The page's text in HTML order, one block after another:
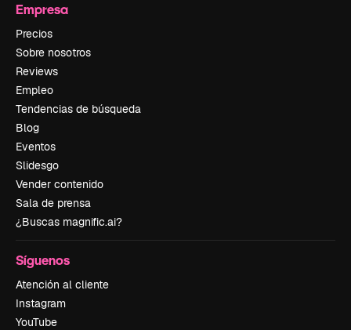
Empresa
Precios
Sobre nosotros
Reviews
Empleo
Tendencias de búsqueda
Blog
Eventos
Slidesgo
Vender contenido
Sala de prensa
¿Buscas magnific.ai?
Síguenos
Atención al cliente
Instagram
YouTube